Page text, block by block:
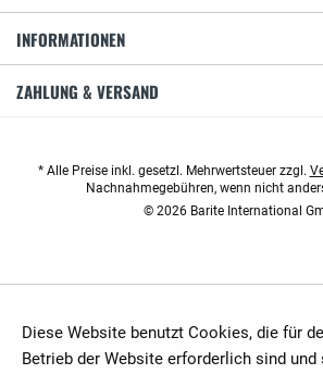
INFORMATIONEN
ZAHLUNG & VERSAND
* Alle Preise inkl. gesetzl. Mehrwertsteuer zzgl.
Nachnahmegebühren, wenn nicht
© 2026 Barite International
Diese Website benutzt Cookies, die für
Betrieb der Website erforderlich sind